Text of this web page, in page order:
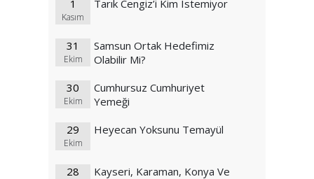
1
Kasım
Tarık Cengiz’i Kim Istemiyor
31
Ekim
Samsun Ortak Hedefimiz
Olabilir Mi?
30
Ekim
Cumhursuz Cumhuriyet
Yemeği
29
Ekim
Heyecan Yoksunu Temayül
28
Kayseri, Karaman, Konya Ve